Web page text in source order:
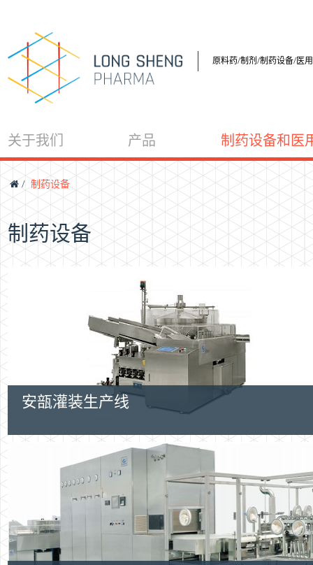
原料药/制剂/制药设备/医
关于我们 产品 制药设备和医
/ 制药设备
制药设备
安瓿灌装生产线